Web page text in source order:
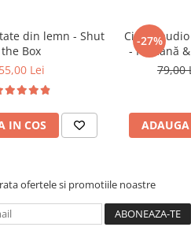
pentru:
varsta intre 3 si 6 ani
cauta jucarii din lemn,
pentru zile de nastere,
din lemn - Shut
the Box
55,00 Lei
IN COS
-27%
Cititor
- Română
(22479,00
ofertele si promotiile noastre